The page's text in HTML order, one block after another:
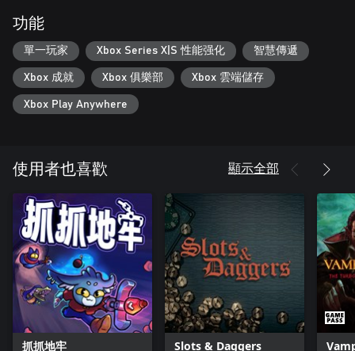
密切留意隨機出現的設施，後者或許能助你一臂之力
功能
單一玩家 Xbox Series X|S 性能强化 智慧傳遞
Xbox 成就 Xbox 俱樂部 Xbox 雲端儲存
Xbox Play Anywhere
使用者也喜歡 顯示全部
抓抓地牢 Slots & Daggers